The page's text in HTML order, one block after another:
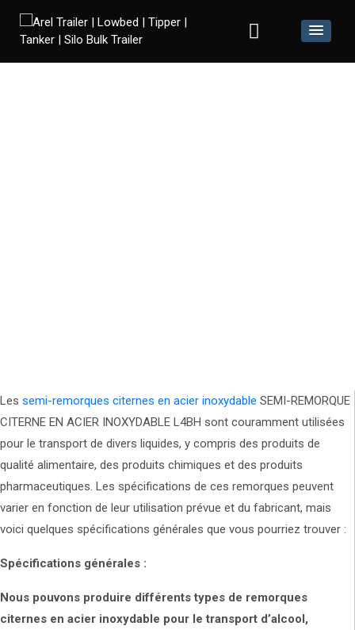
Les semi-remorques citernes en acier inoxydable SEMI-REMORQUE
CITERNE EN ACIER INOXYDABLE L4BH sont couramment utilisées
pour le transport de divers liquides, y compris des produits de
qualité alimentaire, des produits chimiques et des produits
pharmaceutiques. Les spécifications de ces remorques peuvent
varier en fonction de leur utilisation prévue et du fabricant, mais
voici quelques spécifications générales que vous pourriez trouver :
Spécifications générales :
Nous pouvons produire différents types de remorques
citernes en acier inoxydable pour le transport d’alcool,